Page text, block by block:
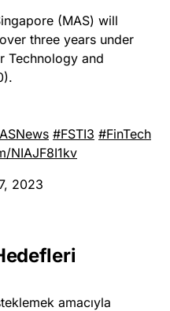
(MAS) will
three years under
Technology and
#FSTI3 #FinTech
NIAJF8I1kv
2023
amacıyla